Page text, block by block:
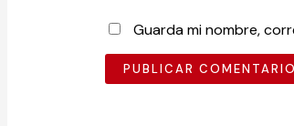
Guarda mi nombre,